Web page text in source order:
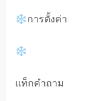
❄การตั้งค่า
❄
แท็กคำถาม